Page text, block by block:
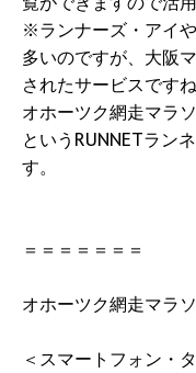
※ランナーズ・アイ
多いのですが、大阪
されたサービスですね
オホーツク網走マラ
というRUNNETラン
す。
＝＝＝＝＝＝＝
オホーツク網走マラ
＜スマートフォン・